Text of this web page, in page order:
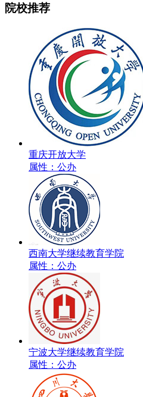
院校推荐
重庆开放大学
属性：公办
西南大学继续教育学院
属性：公办
宁波大学继续教育学院
属性：公办